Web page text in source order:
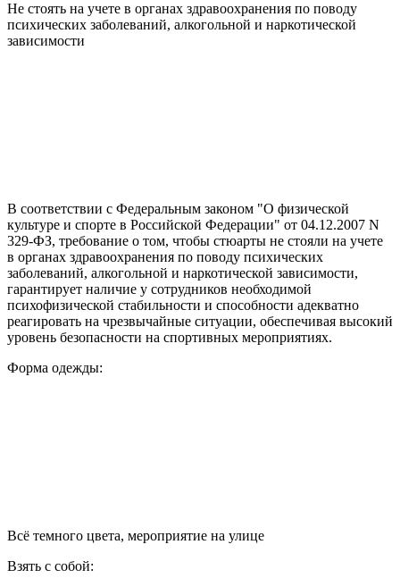
Не стоять на учете в органах здравоохранения по поводу
психических заболеваний, алкогольной и наркотической
зависимости
В соответствии с Федеральным законом "О физической
культуре и спорте в Российской Федерации" от 04.12.2007 N
329-ФЗ, требование о том, чтобы стюарты не стояли на учете
в органах здравоохранения по поводу психических
заболеваний, алкогольной и наркотической зависимости,
гарантирует наличие у сотрудников необходимой
психофизической стабильности и способности адекватно
реагировать на чрезвычайные ситуации, обеспечивая высокий
уровень безопасности на спортивных мероприятиях.
Форма одежды:
Всё темного цвета, мероприятие на улице
Взять с собой: